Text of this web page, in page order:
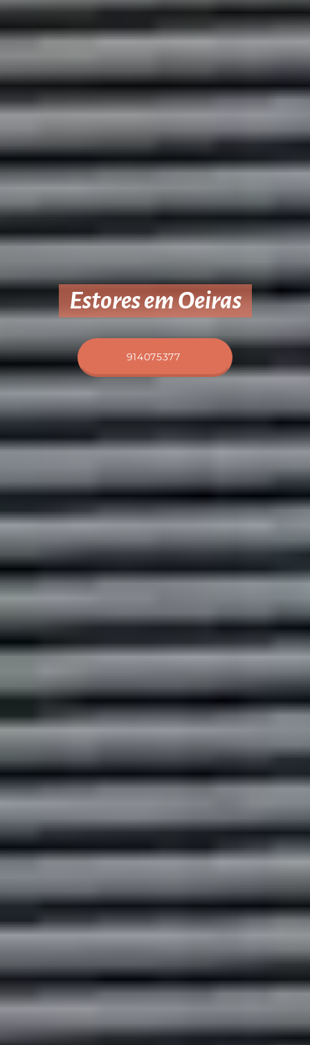
Estores em Oeiras
914075377